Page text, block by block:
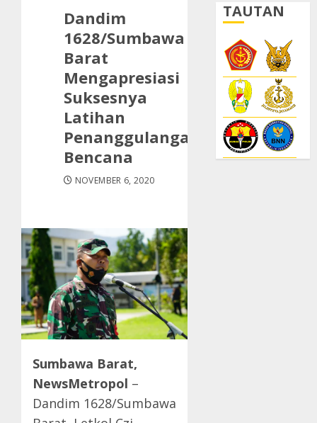
Dandim
1628/Sumbawa
Barat
Mengapresiasi
Suksesnya
Latihan
Penanggulangan
Bencana
NOVEMBER 6, 2020
Sumbawa Barat,
NewsMetropol –
Dandim 1628/Sumbawa
TAUTAN